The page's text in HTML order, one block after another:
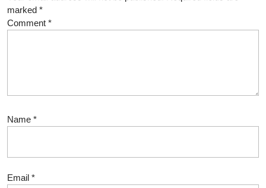
marked *
Comment *
Name *
Email *